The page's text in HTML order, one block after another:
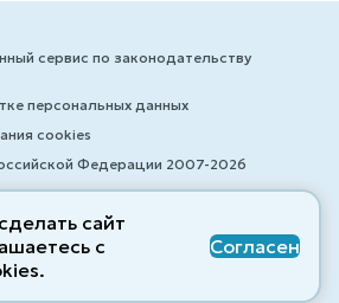
сервис по законодательству
персональных данных
cookies
Федерации 2007-2026
сайт
с
Согласен